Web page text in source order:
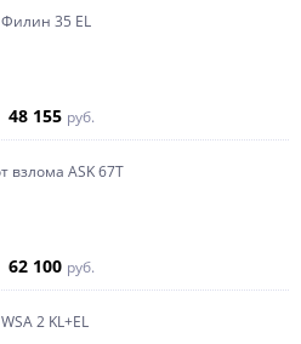
35 EL
48 155 руб.
взлома ASK 67T
62 100 руб.
2 KL+EL